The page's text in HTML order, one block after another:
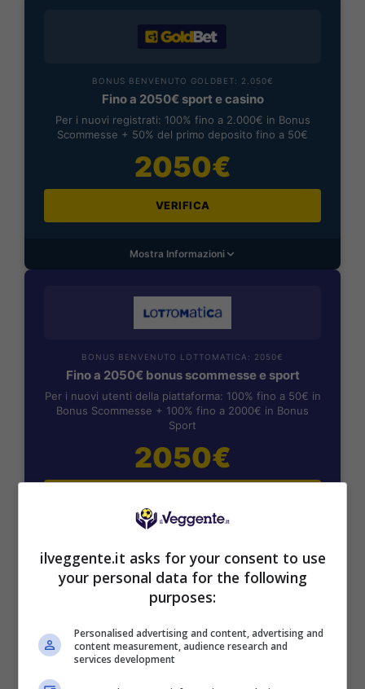
BONUS BENVENUTO GOLDBET: 2.050€
Fino a 2050€ sport e casino
Per i nuovi registrati: 100% fino a 2.000€ in Bonus
Scommesse + 50% del primo deposito fino a 50€
2050€
VERIFICA
Mostra Informazioni
BONUS BENVENUTO LOTTOMATICA: 2050€
Fino a 2050€ bonus scommesse e sport
Per i nuovi utenti della piattaforma: 100% fino a 50€ in
Bonus Scommesse + 100% fino a 2000€ in Bonus
Sport
2050€
SNAI
Bonus Benvenuto Sport: fino a 1.000€
ilveggente.it asks for your consent to use
your personal data for the following
purposes:
Personalised advertising and content, advertising and
content measurement, audience research and
services development